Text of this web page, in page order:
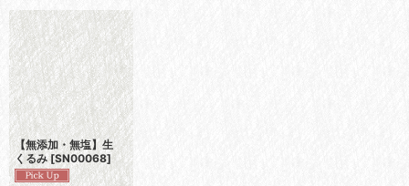
並び順:
【無添加・無塩】生
くるみ [SN00068]